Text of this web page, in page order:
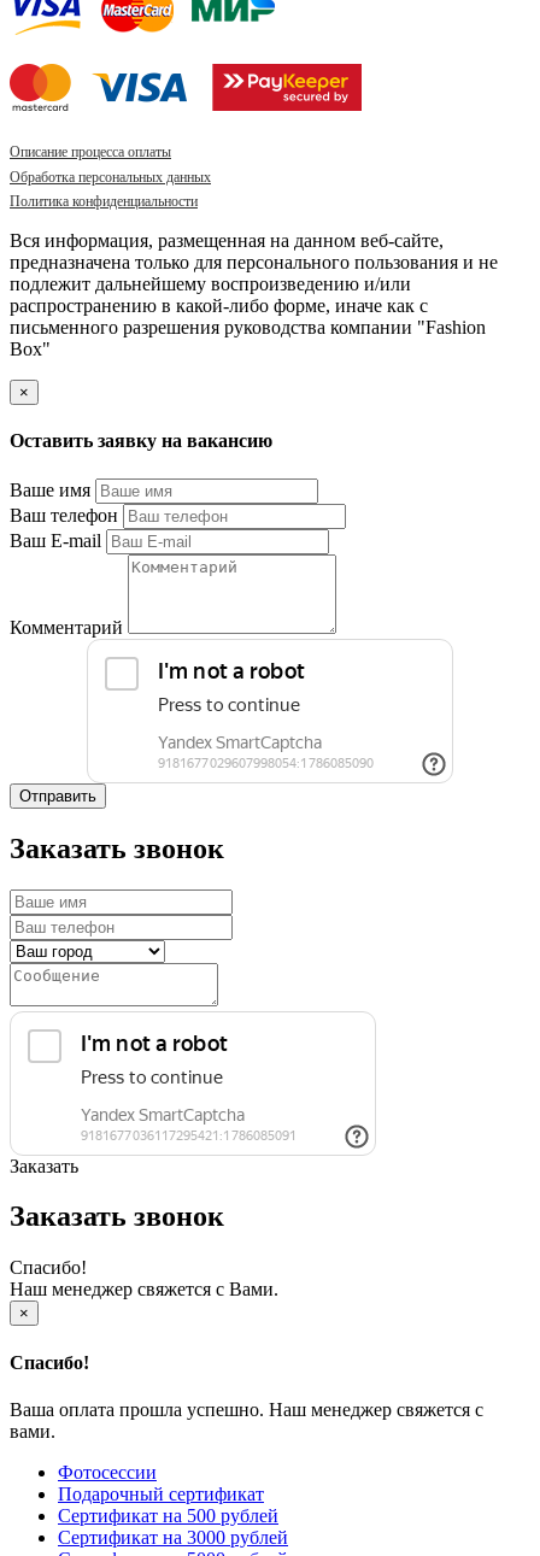
Описание процесса оплаты
Обработка персональных данных
Политика конфиденциальности
Вся информация, размещенная на данном веб-сайте,
предназначена только для персонального пользования и не
подлежит дальнейшему воспроизведению и/или
распространению в какой-либо форме, иначе как с
письменного разрешения руководства компании "Fashion
Box"
×
Оставить заявку на вакансию
Ваше имя
Ваш телефон
Ваш E-mail
Комментарий
Отправить
Заказать звонок
Заказать
Заказать звонок
Спасибо!
Наш менеджер свяжется с Вами.
×
Спасибо!
Ваша оплата прошла успешно. Наш менеджер свяжется с
вами.
Фотосессии
Подарочный сертификат
Сертификат на 500 рублей
Сертификат на 3000 рублей